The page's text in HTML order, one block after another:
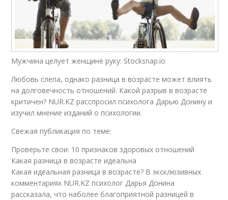
Мужчина целует женщине руку: Stocksnap.io
Любовь слепа, однако разница в возрасте может влиять
на долговечность отношений. Какой разрыв в возрасте
критичен? NUR.KZ расспросил психолога Дарью Донину и
изучил мнение изданий о психологии.
Свежая публикация по теме:
Проверьте свои: 10 признаков здоровых отношений
Какая разница в возрасте идеальна
Какая идеальная разница в возрасте? В эксклюзивных
комментариях NUR.KZ психолог Дарья Донина
рассказала, что наболее благоприятной разницей в